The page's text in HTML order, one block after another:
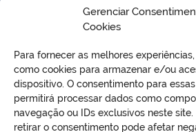
Gerenciar
Cookies
Para fornecer as melhores
como cookies para armazenar e/ou
dispositivo. O consentimento para
permitirá processar dados como
navegação ou IDs exclusivos neste
retirar o consentimento pode afetar